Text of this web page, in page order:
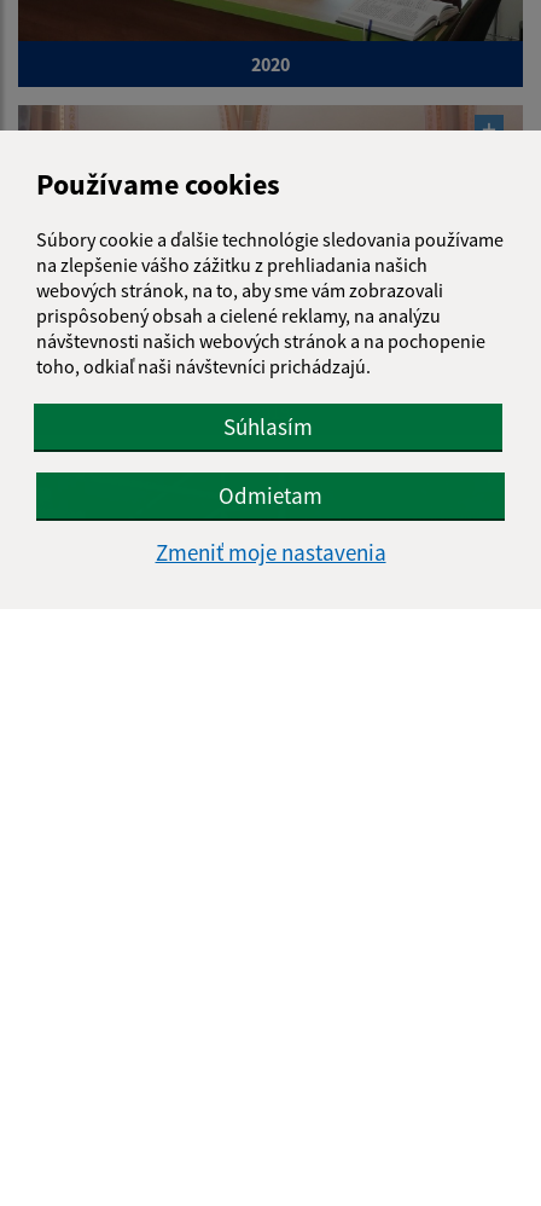
Používame cookies
Súbory cookie a ďalšie technológie sledovania používame
na zlepšenie vášho zážitku z prehliadania našich
webových stránok, na to, aby sme vám zobrazovali
prispôsobený obsah a cielené reklamy, na analýzu
návštevnosti našich webových stránok a na pochopenie
toho, odkiaľ naši návštevníci prichádzajú.
Súhlasím
Odmietam
Zmeniť moje nastavenia
2020
2019